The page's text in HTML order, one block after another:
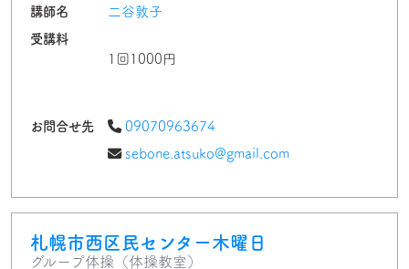
講師名
二谷敦子
受講料
1回1000円
お問合せ先
09070963674
sebone.atsuko@gmail.com
札幌市西区民センター木曜日
グループ体操（体操教室）